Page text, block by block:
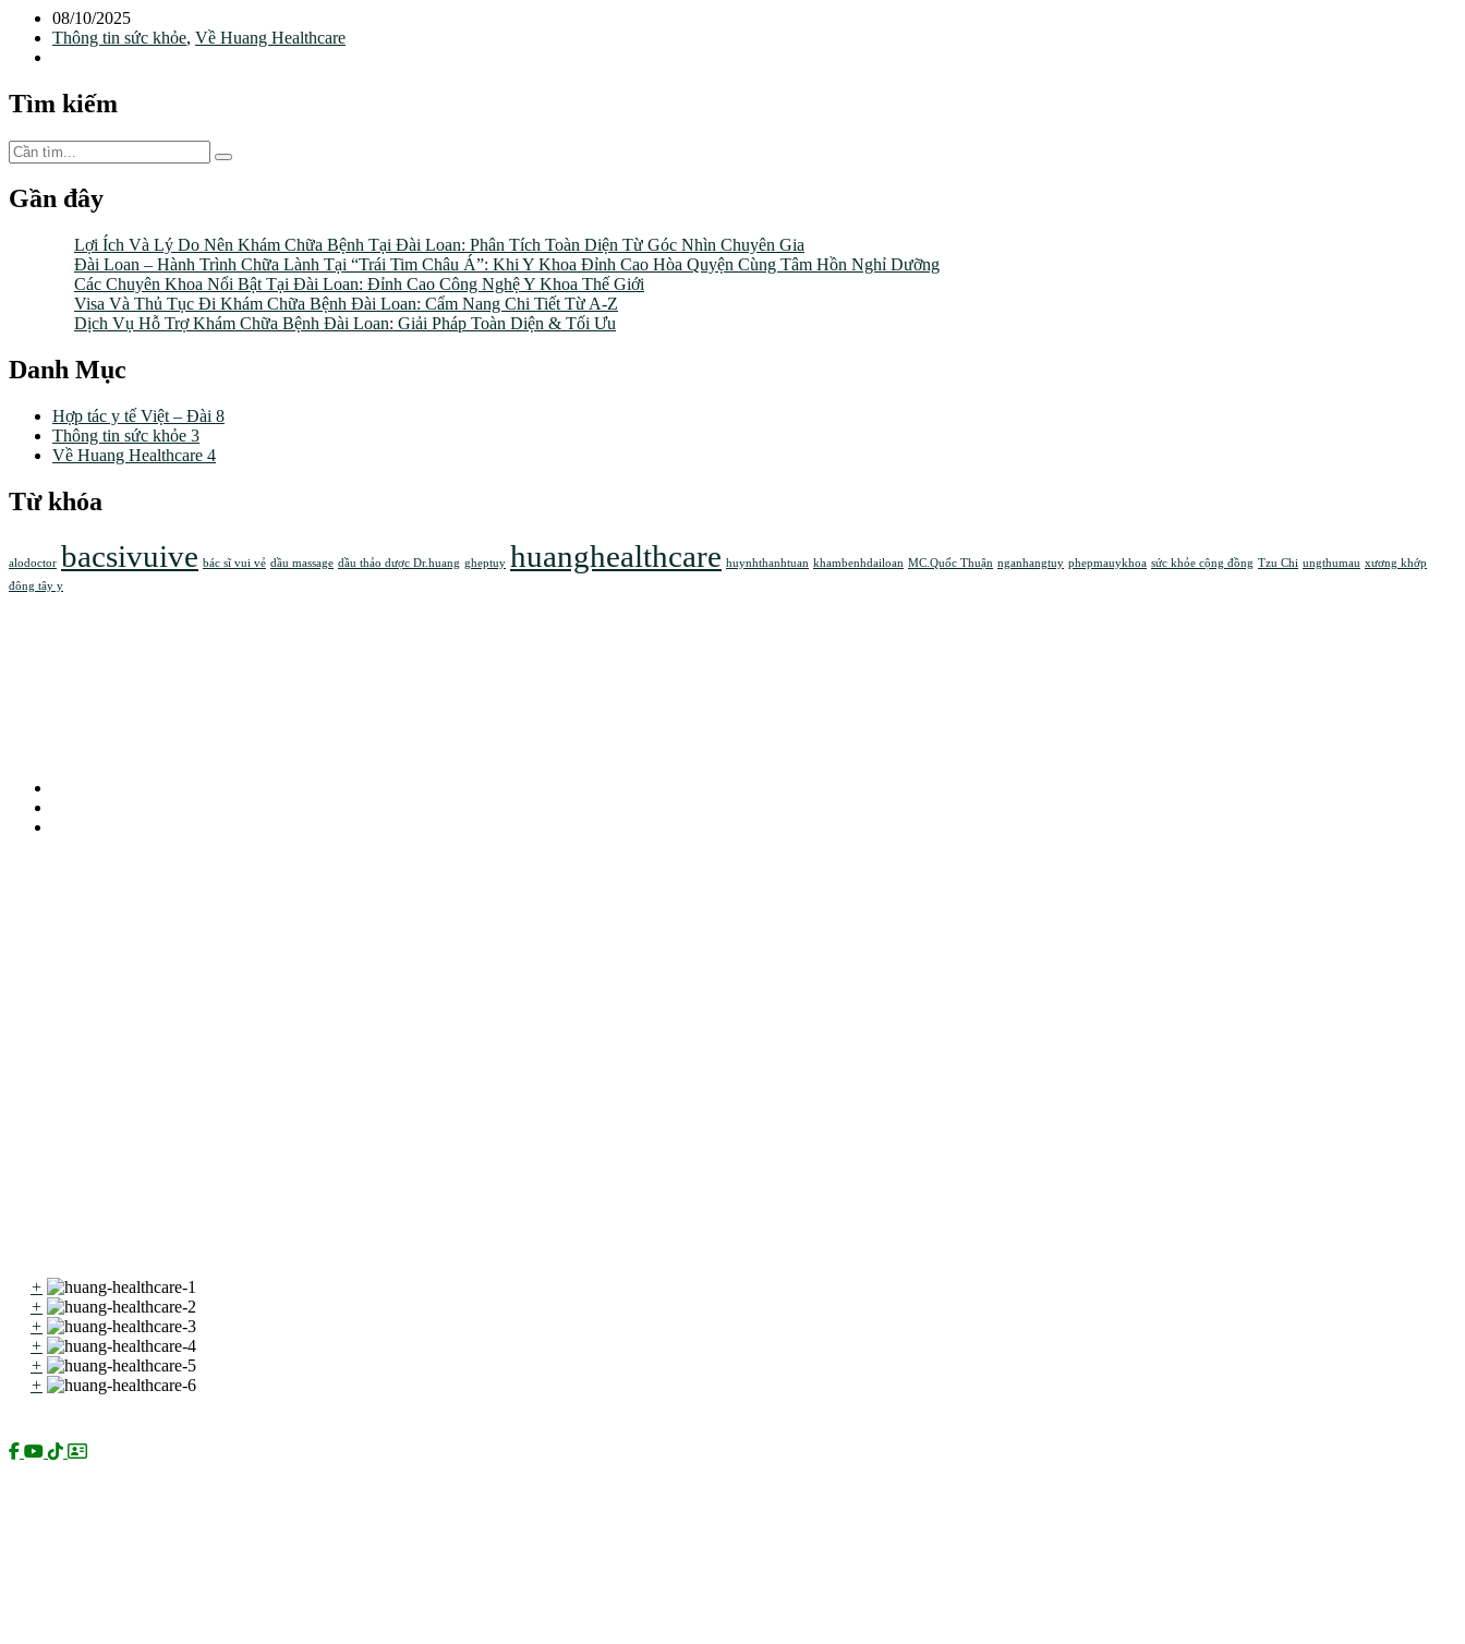
08/10/2025
Thông tin sức khỏe, Về Huang Healthcare
Tìm kiếm
Gần đây
Lợi Ích Và Lý Do Nên Khám Chữa Bệnh Tại Đài Loan: Phân Tích Toàn Diện Từ Góc Nhìn Chuyên Gia
Đài Loan – Hành Trình Chữa Lành Tại “Trái Tim Châu Á”: Khi Y Khoa Đỉnh Cao Hòa Quyện Cùng Tâm Hồn Nghỉ Dưỡng
Các Chuyên Khoa Nổi Bật Tại Đài Loan: Đỉnh Cao Công Nghệ Y Khoa Thế Giới
Visa Và Thủ Tục Đi Khám Chữa Bệnh Đài Loan: Cẩm Nang Chi Tiết Từ A-Z
Dịch Vụ Hỗ Trợ Khám Chữa Bệnh Đài Loan: Giải Pháp Toàn Diện & Tối Ưu
Danh Mục
Hợp tác y tế Việt – Đài 8
Thông tin sức khỏe 3
Về Huang Healthcare 4
Từ khóa
alodoctor bacsivuive bác sĩ vui vẻ dầu massage dầu thảo dược Dr.huang gheptuy huanghealthcare huynhthanhtuan khambenhdailoan MC.Quốc Thuận nganhangtuy phepmauykhoa sức khỏe cộng đồng Tzu Chi ungthumau xương khớp
đông tây y
+
+
+
+
+
+